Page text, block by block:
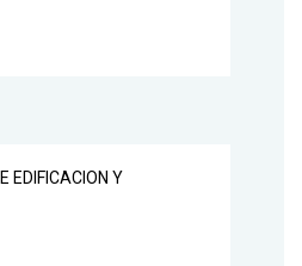
EDIFICACION Y